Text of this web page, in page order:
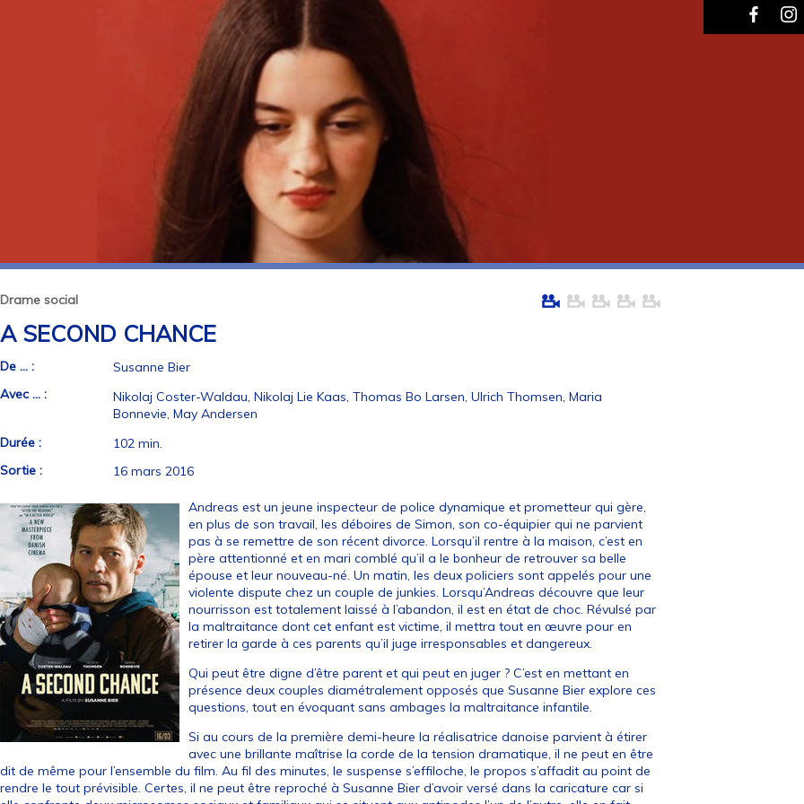
Drame social
A SECOND CHANCE
De ... :
Susanne Bier
Avec ... :
Nikolaj Coster-Waldau, Nikolaj Lie Kaas, Thomas Bo Larsen, Ulrich Thomsen, Maria
Bonnevie, May Andersen
Durée :
102 min.
Sortie :
16 mars 2016
Andreas est un jeune inspecteur de police dynamique et prometteur qui gère,
en plus de son travail, les déboires de Simon, son co-équipier qui ne parvient
pas à se remettre de son récent divorce. Lorsqu’il rentre à la maison, c’est en
père attentionné et en mari comblé qu’il a le bonheur de retrouver sa belle
épouse et leur nouveau-né. Un matin, les deux policiers sont appelés pour une
violente dispute chez un couple de junkies. Lorsqu’Andreas découvre que leur
nourrisson est totalement laissé à l’abandon, il est en état de choc. Révulsé par
la maltraitance dont cet enfant est victime, il mettra tout en œuvre pour en
retirer la garde à ces parents qu’il juge irresponsables et dangereux.
Qui peut être digne d’être parent et qui peut en juger ? C’est en mettant en
présence deux couples diamétralement opposés que Susanne Bier explore ces
questions, tout en évoquant sans ambages la maltraitance infantile.
Si au cours de la première demi-heure la réalisatrice danoise parvient à étirer
avec une brillante maîtrise la corde de la tension dramatique, il ne peut en être
dit de même pour l’ensemble du film. Au fil des minutes, le suspense s’effiloche, le propos s’affadit au point de
rendre le tout prévisible. Certes, il ne peut être reproché à Susanne Bier d’avoir versé dans la caricature car si